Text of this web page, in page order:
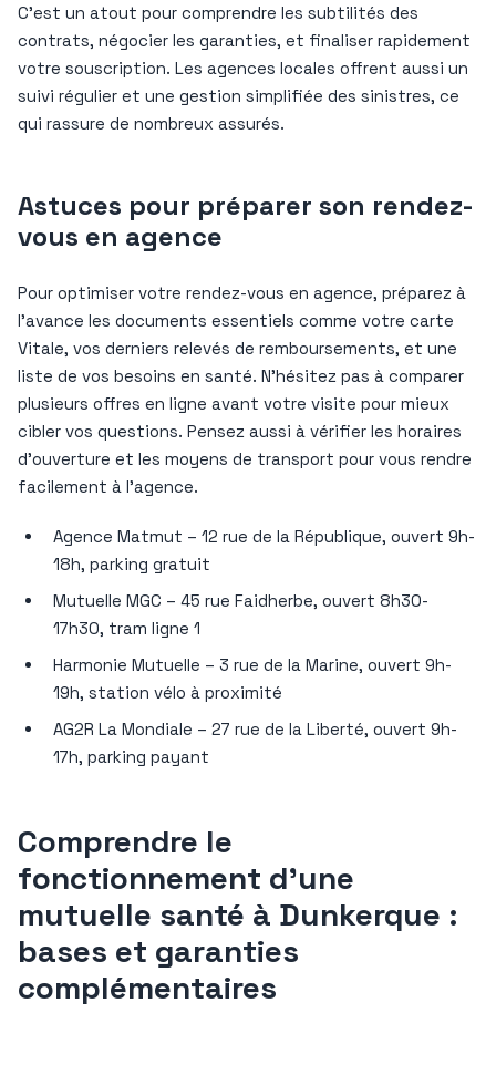
C’est un atout pour comprendre les subtilités des
contrats, négocier les garanties, et finaliser rapidement
votre souscription. Les agences locales offrent aussi un
suivi régulier et une gestion simplifiée des sinistres, ce
qui rassure de nombreux assurés.
Astuces pour préparer son rendez-
vous en agence
Pour optimiser votre rendez-vous en agence, préparez à
l’avance les documents essentiels comme votre carte
Vitale, vos derniers relevés de remboursements, et une
liste de vos besoins en santé. N’hésitez pas à comparer
plusieurs offres en ligne avant votre visite pour mieux
cibler vos questions. Pensez aussi à vérifier les horaires
d’ouverture et les moyens de transport pour vous rendre
facilement à l’agence.
Agence Matmut – 12 rue de la République, ouvert 9h-
18h, parking gratuit
Mutuelle MGC – 45 rue Faidherbe, ouvert 8h30-
17h30, tram ligne 1
Harmonie Mutuelle – 3 rue de la Marine, ouvert 9h-
19h, station vélo à proximité
AG2R La Mondiale – 27 rue de la Liberté, ouvert 9h-
17h, parking payant
Comprendre le
fonctionnement d’une
mutuelle santé à Dunkerque :
bases et garanties
complémentaires